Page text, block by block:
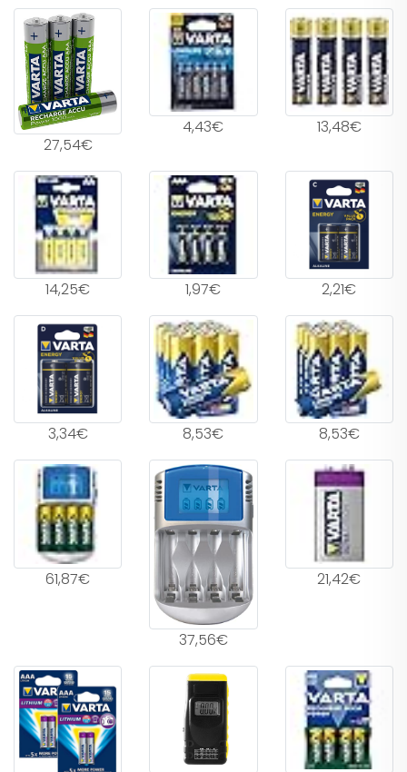
27,54€
4,43€ 13,48€
14,25€ 1,97€ 2,21€
3,34€ 8,53€ 8,53€
61,87€
37,56€
21,42€